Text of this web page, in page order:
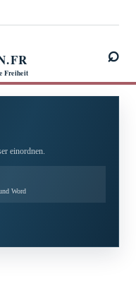
Freiheit
⌕
einordnen.
Word